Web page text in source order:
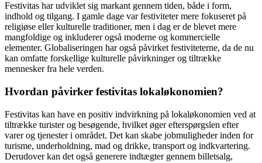
Festivitas har udviklet sig markant gennem tiden, både i form,
indhold og tilgang. I gamle dage var festiviteter mere fokuseret på
religiøse eller kulturelle traditioner, men i dag er de blevet mere
mangfoldige og inkluderer også moderne og kommercielle
elementer. Globaliseringen har også påvirket festiviteterne, da de nu
kan omfatte forskellige kulturelle påvirkninger og tiltrække
mennesker fra hele verden.
Hvordan påvirker festivitas lokaløkonomien?
Festivitas kan have en positiv indvirkning på lokaløkonomien ved at
tiltrække turister og besøgende, hvilket øger efterspørgslen efter
varer og tjenester i området. Det kan skabe jobmuligheder inden for
turisme, underholdning, mad og drikke, transport og indkvartering.
Derudover kan det også generere indtægter gennem billetsalg,